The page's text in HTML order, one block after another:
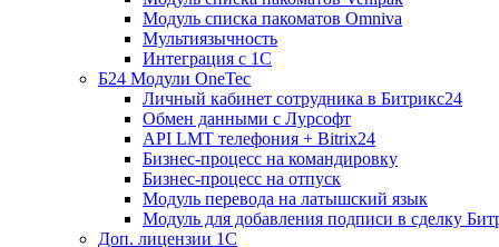
Модуль списка пакоматов Omniva
Мультиязычность
Интеграция с 1С
Б24 Модули OneTec
Личный кабинет сотрудника в Битрикс24
Обмен данными с Лурсофт
API LMT телефония + Bitrix24
Бизнес-процесс на командировку
Бизнес-процесс на отпуск
Модуль перевода на латышский язык
Модуль для добавления подписи в сделку
Доп. лицензии 1С